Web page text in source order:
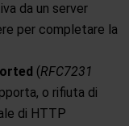
da un server
per completare la
(RFC7231
o rifiuta di
di HTTP